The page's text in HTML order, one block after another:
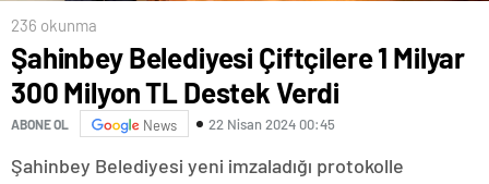
236 okunma
Şahinbey Belediyesi Çiftçilere 1 Milyar
300 Milyon TL Destek Verdi
ABONE OL News 22 Nisan 2024 00:45
Şahinbey Belediyesi yeni imzaladığı protokolle